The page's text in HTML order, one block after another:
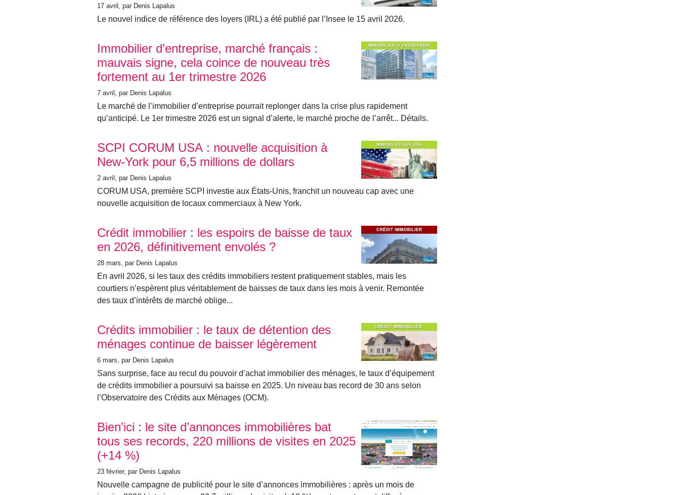
17 avril , par Denis Lapalus
Le nouvel indice de référence des loyers (IRL) a été publié par l’Insee le 15 avril 2026.
Immobilier d’entreprise, marché français :
mauvais signe, cela coince de nouveau très
fortement au 1er trimestre 2026
7 avril , par Denis Lapalus
Le marché de l’immobilier d’entreprise pourrait replonger dans la crise plus rapidement
qu’anticipé. Le 1er trimestre 2026 est un signal d’alerte, le marché proche de l’arrêt... Détails.
SCPI CORUM USA : nouvelle acquisition à
New-York pour 6,5 millions de dollars
2 avril , par Denis Lapalus
CORUM USA, première SCPI investie aux États-Unis, franchit un nouveau cap avec une
nouvelle acquisition de locaux commerciaux à New York.
Crédit immobilier : les espoirs de baisse de taux
en 2026, définitivement envolés ?
28 mars , par Denis Lapalus
En avril 2026, si les taux des crédits immobiliers restent pratiquement stables, mais les
courtiers n’espèrent plus véritablement de baisses de taux dans les mois à venir. Remontée
des taux d’intérêts de marché oblige...
Crédits immobilier : le taux de détention des
ménages continue de baisser légèrement
6 mars , par Denis Lapalus
Sans surprise, face au recul du pouvoir d’achat immobilier des ménages, le taux d’équipement
de crédits immobilier a poursuivi sa baisse en 2025. Un niveau bas record de 30 ans selon
l’Observatoire des Crédits aux Ménages (OCM).
Bien’ici : le site d’annonces immobilières bat
tous ses records, 220 millions de visites en 2025
(+14 %)
23 février, par Denis Lapalus
Nouvelle campagne de publicité pour le site d’annonces immobilières : après un mois de